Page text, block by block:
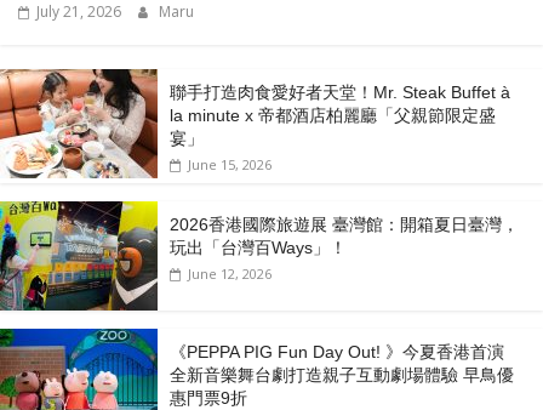
July 21, 2026 Maru
聯手打造肉食愛好者天堂！Mr. Steak Buffet à
la minute x 帝都酒店柏麗廳「⽗親節限定盛
宴」
June 15, 2026
2026香港國際旅遊展 臺灣館：開箱夏日臺灣，
玩出「台灣百Ways」！
June 12, 2026
《PEPPA PIG Fun Day Out! 》今夏香港首演
全新音樂舞台劇打造親子互動劇場體驗 早鳥優
惠門票9折